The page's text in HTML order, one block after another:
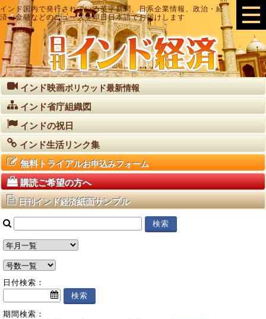
インド国内で発行されている英字新聞、日系企業情報、政治・経
済・金融などのニュースを即日日本語でお届けします
インド映画ボリウッド最新情報
インド省庁組織図
インドの祝日
インド生活リンク集
無料トライアルお申込みフォーム
購読ご希望の方へ
日刊インド経済紙面サンプル
日付検索：
期間検索：